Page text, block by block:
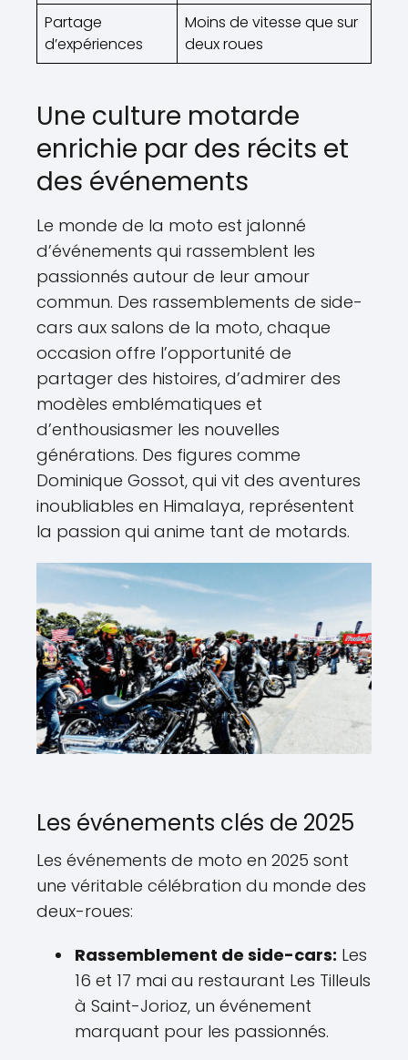
Partage
d’expériences
Moins de vitesse que sur
deux roues
Une culture motarde
enrichie par des récits et
des événements
Le monde de la moto est jalonné
d’événements qui rassemblent les
passionnés autour de leur amour
commun. Des rassemblements de side-
cars aux salons de la moto, chaque
occasion offre l’opportunité de
partager des histoires, d’admirer des
modèles emblématiques et
d’enthousiasmer les nouvelles
générations. Des figures comme
Dominique Gossot, qui vit des aventures
inoubliables en Himalaya, représentent
la passion qui anime tant de motards.
Les événements clés de 2025
Les événements de moto en 2025 sont
une véritable célébration du monde des
deux-roues:
Rassemblement de side-cars: Les
16 et 17 mai au restaurant Les Tilleuls
à Saint-Jorioz, un événement
marquant pour les passionnés.